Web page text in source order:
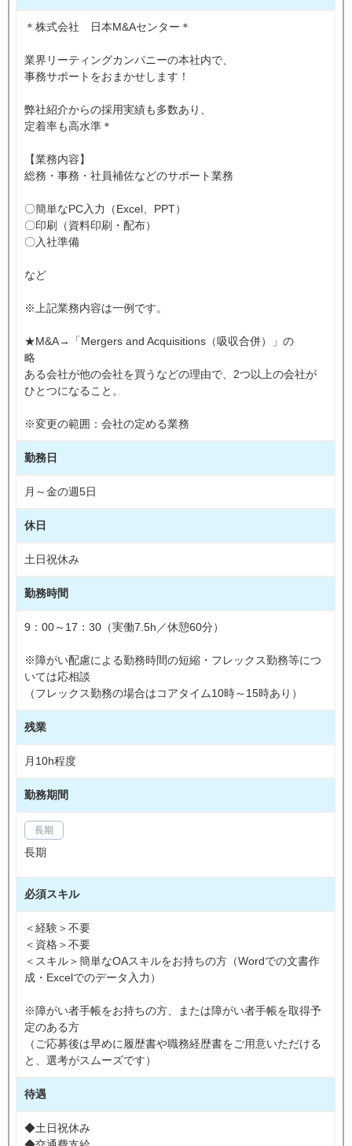
＊株式会社 日本M&Aセンター＊
業界リーティングカンパニーの本社内で、
事務サポートをおまかせします！
弊社紹介からの採用実績も多数あり、
定着率も高水準＊
【業務内容】
総務・事務・社員補佐などのサポート業務
〇簡単なPC入力（Excel、PPT）
〇印刷（資料印刷・配布）
〇入社準備
など
※上記業務内容は一例です。
★M&A→「Mergers and Acquisitions（吸収合併）」の
略
ある会社が他の会社を買うなどの理由で、2つ以上の会社が
ひとつになること。
※変更の範囲：会社の定める業務
勤務日
月～金の週5日
休日
土日祝休み
勤務時間
9：00～17：30（実働7.5h／休憩60分）
※障がい配慮による勤務時間の短縮・フレックス勤務等につ
いては応相談
（フレックス勤務の場合はコアタイム10時～15時あり）
残業
月10h程度
勤務期間
長期
長期
必須スキル
＜経験＞不要
＜資格＞不要
＜スキル＞簡単なOAスキルをお持ちの方（Wordでの文書作
成・Excelでのデータ入力）
※障がい者手帳をお持ちの方、または障がい者手帳を取得予
定のある方
（ご応募後は早めに履歴書や職務経歴書をご用意いただける
と、選考がスムーズです）
待遇
◆土日祝休み